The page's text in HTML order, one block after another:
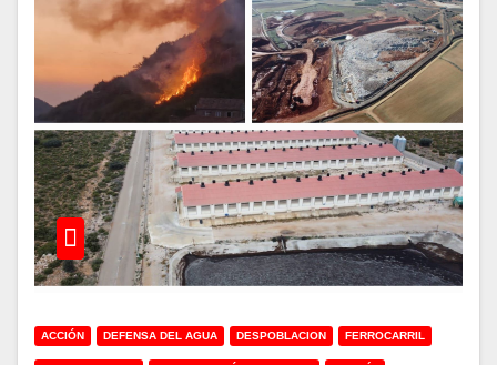
ACCIÓN DEFENSA DEL AGUA DESPOBLACION FERROCARRIL